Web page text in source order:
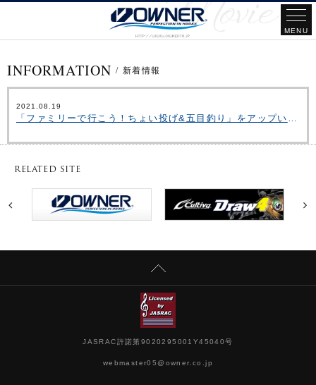
INFORMATION / 新着情報
2021.08.19
「ファミリーで行こう！ちょい投げ&五目釣り」をアップいたしました。
RELATED SITE
JASRAC許諾第9020295001Y45040号
webmaster05@owner.co.jp